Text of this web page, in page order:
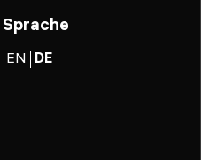
Sprache
EN DE